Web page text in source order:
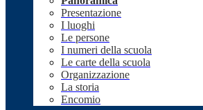
Presentazione
I luoghi
Le persone
I numeri della scuola
Le carte della scuola
Organizzazione
La storia
Encomio